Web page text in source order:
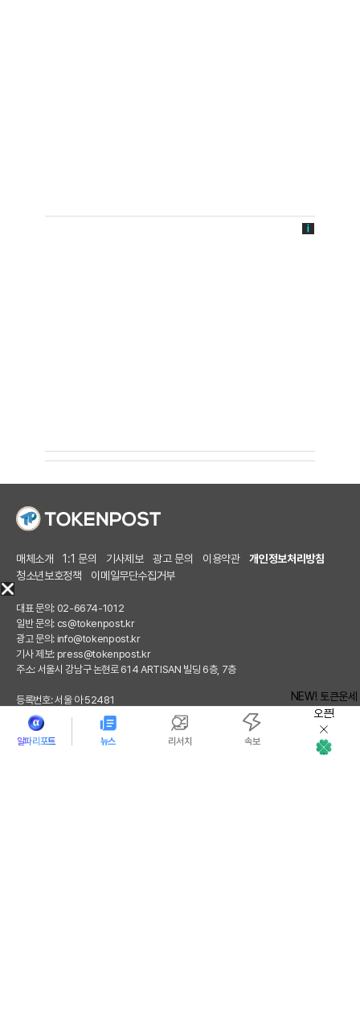
알파리포트 뉴스 리서치 속보
NEW! 토큰운세
오픈!
매체소개 1:1 문의 기사제보 광고 문의 이용약관
개인정보처리방침
청소년보호정책
이메일무단수집거부
대표 문의: 02-6674-1012
일반 문의: cs@tokenpost.kr
광고 문의: info@tokenpost.kr
기사 제보: press@tokenpost.kr
주소: 서울시 강남구 논현로 614 ARTISAN 빌딩 6층, 7층
등록번호: 서울 아 52481
등록일: 2018.01.02
발행 일자: 2017.02.17
대표: 김지호